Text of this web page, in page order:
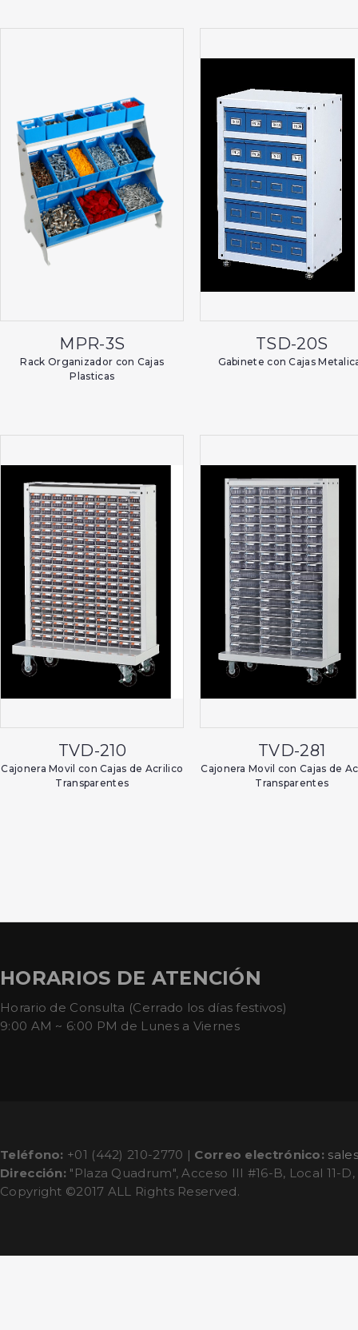
MPR-3S
Rack Organizador con Cajas
Plasticas
TSD-20S
Gabinete con Cajas
TVD-210
Cajonera Movil con Cajas de Acrilico
Transparentes
TVD-281
Cajonera Movil con Cajas de
Transparentes
HORARIOS DE ATENCIÓN
Horario de Consulta (Cerrado los días festivos)
9:00 AM ~ 6:00 PM de Lunes a Viernes
Teléfono: +01 (442) 210-2770 | Correo electrónico:
Dirección: "Plaza Quadrum", Acceso III #16-B, Local 11-
Copyright ©2017 ALL Rights Reserved.